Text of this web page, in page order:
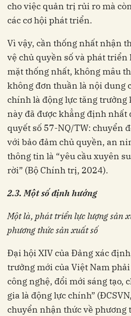
cho việc quản trị rủi ro mà
các cơ hội phát triển.
Vì vậy, cần thống nhất nhận
vệ chủ quyền số và phát triển
mặt thống nhất, không mâu
không đơn thuần là nội dung
chính là động lực tăng
này đã được khẳng định nhất
quyết số 57-NQ/TW: chuyển
với bảo đảm chủ quyền, an
thông tin là “yêu cầu xuyên
rời” (Bộ Chính trị, 2024).
2.3. Một số định hướng
Một là, phát triển lực lượng sản
phương thức sản xuất số
Đại hội XIV của Đảng xác
trưởng mới của Việt Nam phải
công nghệ, đổi mới sáng tạo,
gia là động lực chính”
chuyển nhận thức về phương